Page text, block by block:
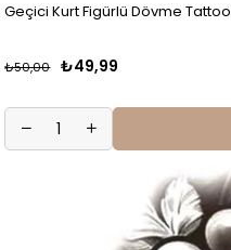
Geçici Kurt Figürlü Dövme Tattoo
₺50,00 ₺49,99